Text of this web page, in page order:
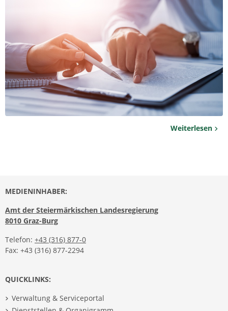
Weiterlesen
MEDIENINHABER:
Amt der Steiermärkischen Landesregierung
8010 Graz-Burg
Telefon: +43 (316) 877-0
Fax: +43 (316) 877-2294
QUICKLINKS:
Verwaltung & Serviceportal